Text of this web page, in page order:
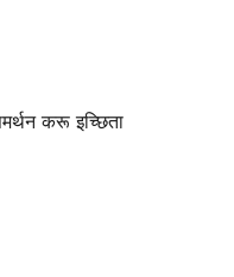
करू इच्छिता